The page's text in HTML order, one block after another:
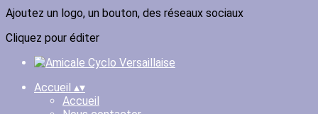
Ajoutez un logo, un bouton, des réseaux sociaux
Cliquez pour éditer
Accueil ▴▾
Accueil